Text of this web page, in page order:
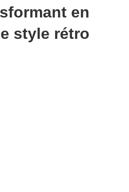
en
style rétro